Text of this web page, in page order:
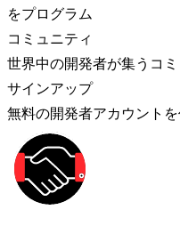
をプログラム
コミュニティ
世界中の開発者が集うコ
サインアップ
無料の開発者アカウント